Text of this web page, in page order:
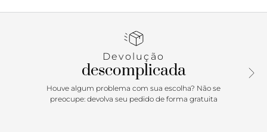
Devolução
descomplicada
Houve algum problema com sua escolha? Não se
preocupe: devolva seu pedido de forma gratuita